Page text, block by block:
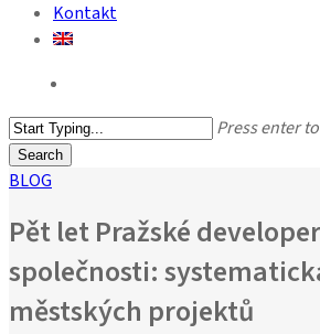
Kontakt
Press enter
Search
Close
BLOG
Pět let Pražské
společnosti:
městských projektů